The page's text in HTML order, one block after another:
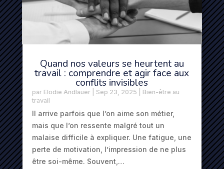
Quand nos valeurs se heurtent au
travail : comprendre et agir face aux
conflits invisibles
par Elodie Andlauer| Sep 23, 2025
Bien-être au
travail
Il arrive parfois que l’on aime son métier,
mais que l’on ressente malgré tout un
malaise difficile à expliquer. Une fatigue, une
perte de motivation, l’impression de ne plus
être soi-même. Souvent,…